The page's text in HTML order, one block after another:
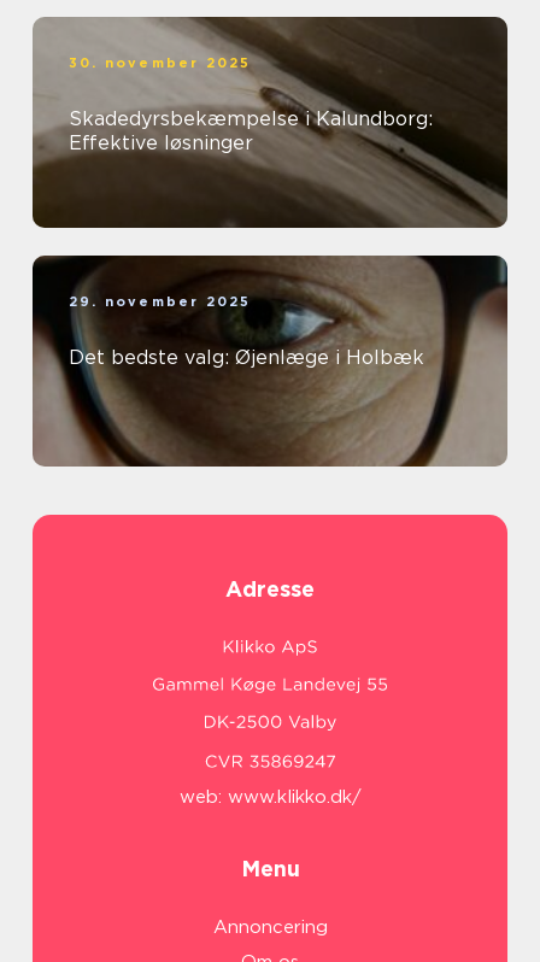
30. november 2025
Skadedyrsbekæmpelse i Kalundborg:
Effektive løsninger
29. november 2025
Det bedste valg: Øjenlæge i Holbæk
Adresse
web: www.klikko.dk/
Menu
Annoncering